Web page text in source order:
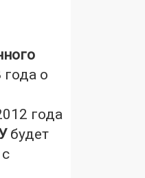
о
года
будет